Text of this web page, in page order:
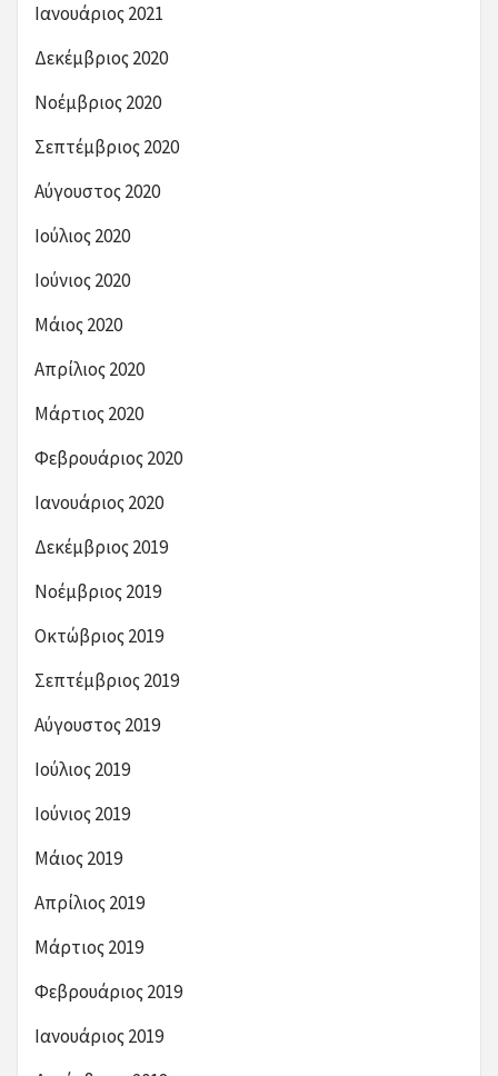
Ιανουάριος 2021
Δεκέμβριος 2020
Νοέμβριος 2020
Σεπτέμβριος 2020
Αύγουστος 2020
Ιούλιος 2020
Ιούνιος 2020
Μάιος 2020
Απρίλιος 2020
Μάρτιος 2020
Φεβρουάριος 2020
Ιανουάριος 2020
Δεκέμβριος 2019
Νοέμβριος 2019
Οκτώβριος 2019
Σεπτέμβριος 2019
Αύγουστος 2019
Ιούλιος 2019
Ιούνιος 2019
Μάιος 2019
Απρίλιος 2019
Μάρτιος 2019
Φεβρουάριος 2019
Ιανουάριος 2019